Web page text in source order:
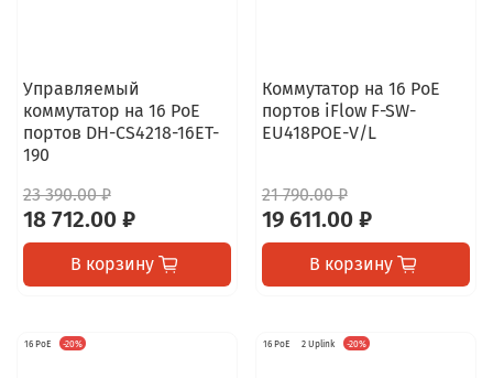
Управляемый
коммутатор на 16 PoE
портов DH-CS4218-16ET-
190
23 390.00 ₽
18 712.00 ₽
В корзину
Коммутатор на 16 PoE
портов iFlow F-SW-
EU418POE-V/L
21 790.00 ₽
19 611.00 ₽
В корзину
16 PoE -20% 16 PoE 2 Uplink -20%